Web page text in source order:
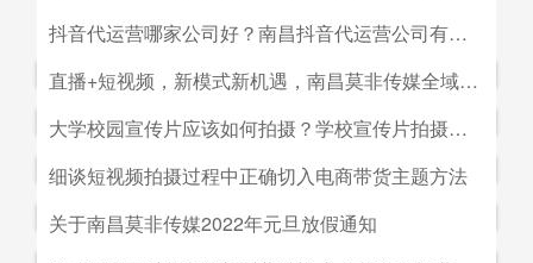
南昌企业宣传片拍摄公司有哪些？企业宣传片制作公司哪家
视宣传的规模，似乎企业宣传片是大企业才做得起的东西。
而事实上，正是因为公司规模小，才需要通过一个企业形象
片的包装，给经销商客户等以信心。
抖音代运营哪家公司好？南昌抖音代运营公司有哪些？
抖音代运营哪家公司好？南昌抖音代运营公司有哪些？抖音
何选择抖音代运营公司呢，首先我们要先了解抖音代运营的
主要工作有哪些，抖音代运营公司会帮助我们做什么，什么
是我们自己做不到的，随着抖音的流行，抖音代运营的发展
前景是非常好的。
直播+短视频，新模式新机遇，南昌莫非传媒全域营销平台全新低成本精准拓客！
直播+短视频，新模式新机遇，南昌莫非传媒全域营销平台
会对市场营销造成深远的影响，引领企业走向下一场变革。
2G时代，消费者实现了通讯的自由；3G时代，视频通话和
移动数据技术的兴起推动了智能手机的发展；到了4G技术
大学校园宣传片应该如何拍摄？学校宣传片拍摄出来有哪些作用？
大学校园宣传片应该如何拍摄？学校宣传片拍摄出来有哪些
始陆续的展开，而为了配合更好的招生进行学校文化建设，
细谈短视频拍摄过程中正确切入电商带货主题方法
细谈短视频拍摄过程中正确切入电商带货主题方法。短视频
关于南昌莫非传媒2022年元旦放假通知